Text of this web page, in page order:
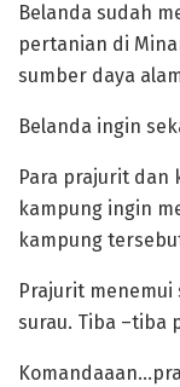
Belanda sudah
pertanian di
sumber daya
Belanda ingin
‎Para prajurit dan
kampung ingin
kampung
Prajurit
surau. Tiba –tiba